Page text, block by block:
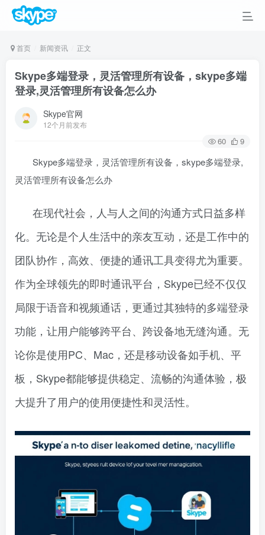
首页 新闻资讯 正文
Skype多端登录，灵活管理所有设备，skype多端
登录,灵活管理所有设备怎么办
Skype官网
12个月前发布
60 9
Skype多端登录，灵活管理所有设备，skype多端登录,
灵活管理所有设备怎么办
在现代社会，人与人之间的沟通方式日益多样
化。无论是个人生活中的亲友互动，还是工作中的
团队协作，高效、便捷的通讯工具变得尤为重要。
作为全球领先的即时通讯平台，Skype已经不仅仅
局限于语音和视频通话，更通过其独特的多端登录
功能，让用户能够跨平台、跨设备地无缝沟通。无
论你是使用PC、Mac，还是移动设备如手机、平
板，Skype都能够提供稳定、流畅的沟通体验，极
大提升了用户的使用便捷性和灵活性。